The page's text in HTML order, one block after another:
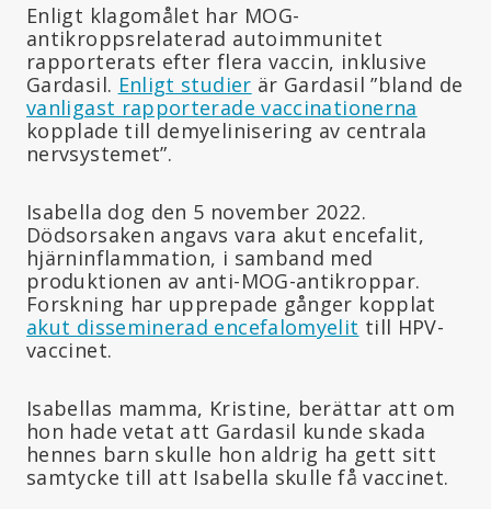
Enligt klagomålet har MOG-
antikroppsrelaterad autoimmunitet
rapporterats efter flera vaccin, inklusive
Gardasil. Enligt studier är Gardasil ”bland de
vanligast rapporterade vaccinationerna
kopplade till demyelinisering av centrala
nervsystemet”.
Isabella dog den 5 november 2022.
Dödsorsaken angavs vara akut encefalit,
hjärninflammation, i samband med
produktionen av anti-MOG-antikroppar.
Forskning har upprepade gånger kopplat
akut disseminerad encefalomyelit till HPV-
vaccinet.
Isabellas mamma, Kristine, berättar att om
hon hade vetat att Gardasil kunde skada
hennes barn skulle hon aldrig ha gett sitt
samtycke till att Isabella skulle få vaccinet.